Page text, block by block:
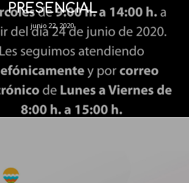
PRESENCIAL
junio 22, 2020